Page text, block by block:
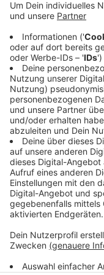
Tyanulin.
Angaben in guten
verbleibenden
Außerdem gebe
DEL und
Hauptrunde
verlassen.
Veröffentlicht:
Anzeige
Anzeige